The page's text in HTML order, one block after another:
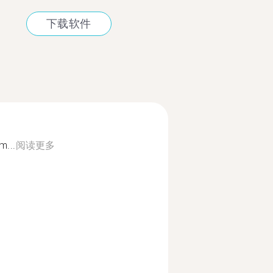
下载软件
阅读更多